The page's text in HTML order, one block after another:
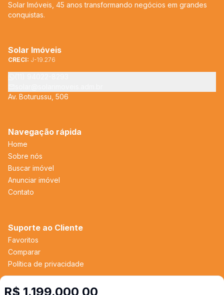
R$ 1.199.000,00
Solar Imóveis, 45 anos transformando negócios em grandes
conquistas.
Solar Imóveis
CRECI: J-19.276
Av. Boturussu, 506
Navegação rápida
Home
Sobre nós
Buscar imóvel
Anunciar imóvel
Contato
Suporte ao Cliente
Favoritos
Comparar
Política de privacidade